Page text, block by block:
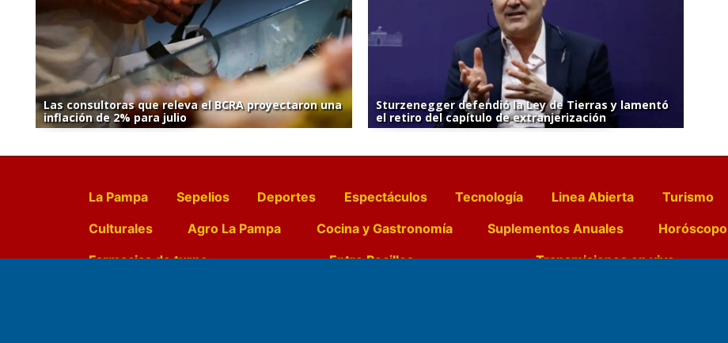
Las consultoras que releva el BCRA proyectaron una
inflación de 2% para julio
Sturzenegger defendió la Ley de Tierras y lamentó
el retiro del capítulo de extranjerización
La Pampa Sepelios Deportes Espectáculos Tecnología Linea Abierta Turismo
Culturales
Agro La Pampa Cocina y Gastronomía Suplementos Anuales Horóscopo
Farmacias de turno
Entre Pocillos Transmisiones en vivo